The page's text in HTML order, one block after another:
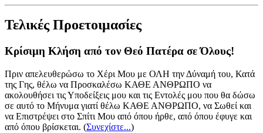
Τελικές Προετοιμασίες
Κρίσιμη Κλήση από τον Θεό Πατέρα σε Όλους!
Πριν απελευθερώσω το Χέρι Μου με ΟΛΗ την Δύναμή του, Κατά
της Γης, θέλω να Προσκαλέσω ΚΑΘΕ ΑΝΘΡΩΠΟ να
ακολουθήσει τις Υποδείξεις μου και τις Εντολές μου που θα δώσω
σε αυτό το Μήνυμα γιατί θέλω ΚΑΘΕ ΑΝΘΡΩΠΟ, να Σωθεί και
να Επιστρέψει στο Σπίτι Μου από όπου ήρθε, από όπου έφυγε και
από όπου βρίσκεται. (Συνεχίστε...)